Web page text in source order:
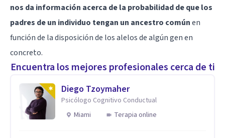
nos da información acerca de la probabilidad de que los
padres de un individuo tengan un ancestro comúnen
función de la disposición de los alelos de algún gen en
concreto.
Encuentra los mejores profesionales cerca de ti
Diego Tzoymaher
Psicólogo Cognitivo Conductual
Miami
Terapia online